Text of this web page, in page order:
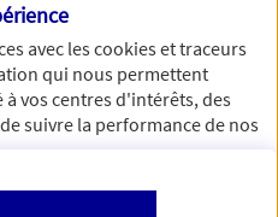
avec lescookies et traceurs
qui nous permettent
vos centres d'intérêts, des
suivre la performance de nos